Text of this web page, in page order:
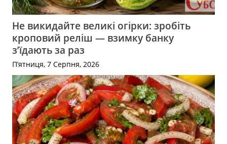
Не викидайте великі огірки: зробіть
кроповий реліш — взимку банку
з’їдають за раз
П’ятниця, 7 Серпня, 2026